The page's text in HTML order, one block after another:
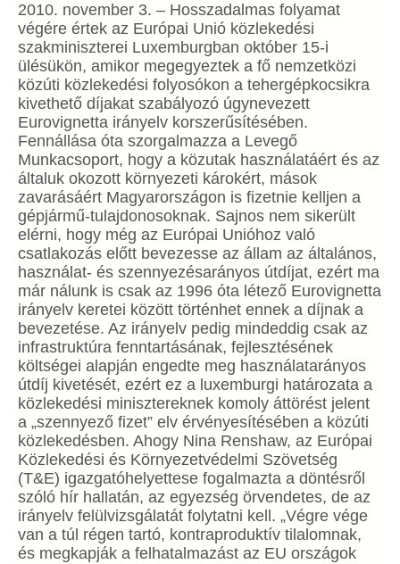
2010. november 3. – Hosszadalmas folyamat
végére értek az Európai Unió közlekedési
szakminiszterei Luxemburgban október 15-i
ülésükön, amikor megegyeztek a fő nemzetközi
közúti közlekedési folyosókon a tehergépkocsikra
kivethető díjakat szabályozó úgynevezett
Eurovignetta irányelv korszerűsítésében.
Fennállása óta szorgalmazza a Levegő
Munkacsoport, hogy a közutak használatáért és az
általuk okozott környezeti károkért, mások
zavarásáért Magyarországon is fizetnie kelljen a
gépjármű-tulajdonosoknak. Sajnos nem sikerült
elérni, hogy még az Európai Unióhoz való
csatlakozás előtt bevezesse az állam az általános,
használat- és szennyezésarányos útdíjat, ezért ma
már nálunk is csak az 1996 óta létező Eurovignetta
irányelv keretei között történhet ennek a díjnak a
bevezetése. Az irányelv pedig mindeddig csak az
infrastruktúra fenntartásának, fejlesztésének
költségei alapján engedte meg használatarányos
útdíj kivetését, ezért ez a luxemburgi határozata a
közlekedési minisztereknek komoly áttörést jelent
a „szennyező fizet” elv érvényesítésében a közúti
közlekedésben. Ahogy Nina Renshaw, az Európai
Közlekedési és Környezetvédelmi Szövetség
(T&E) igazgatóhelyettese fogalmazta a döntésről
szóló hír hallatán, az egyezség örvendetes, de az
irányelv felülvizsgálatát folytatni kell. „Végre vége
van a túl régen tartó, kontraproduktív tilalomnak,
és megkapják a felhatalmazást az EU országok